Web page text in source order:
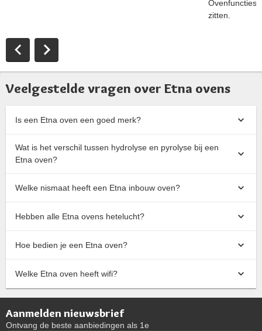
Ovenfuncties
zitten.
Veelgestelde vragen over Etna ovens
Is een Etna oven een goed merk?
Wat is het verschil tussen hydrolyse en pyrolyse bij een
Etna oven?
Welke nismaat heeft een Etna inbouw oven?
Hebben alle Etna ovens hetelucht?
Hoe bedien je een Etna oven?
Welke Etna oven heeft wifi?
Aanmelden nieuwsbrief
Ontvang de beste aanbiedingen als 1e